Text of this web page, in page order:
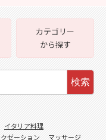
カテゴリー
から探す
検索
イタリア料理
ゼーション
マッサージ